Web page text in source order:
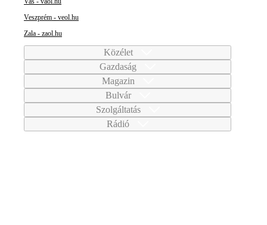
Veszprém - veol.hu
Zala - zaol.hu
Közélet
Gazdaság
Magazin
Bulvár
Szolgáltatás
Rádió